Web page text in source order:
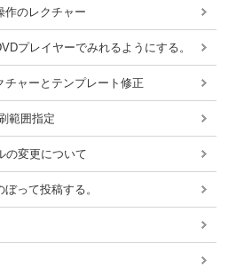
のレクチャー
プレイヤーでみれるようにする。
チャーとテンプレート修正
範囲指定
の変更について
って投稿する。